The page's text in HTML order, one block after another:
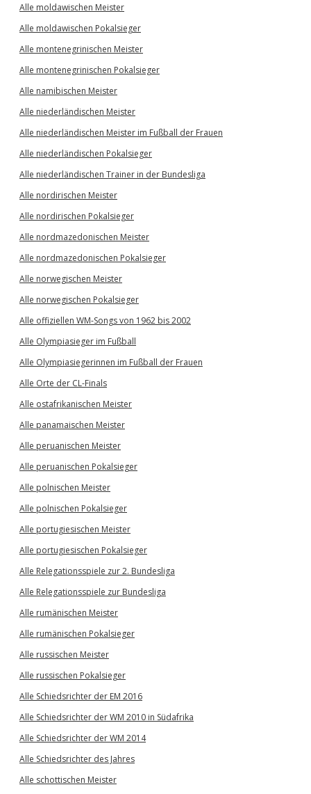
Alle moldawischen Meister
Alle moldawischen Pokalsieger
Alle montenegrinischen Meister
Alle montenegrinischen Pokalsieger
Alle namibischen Meister
Alle niederländischen Meister
Alle niederländischen Meister im Fußball der Frauen
Alle niederländischen Pokalsieger
Alle niederländischen Trainer in der Bundesliga
Alle nordirischen Meister
Alle nordirischen Pokalsieger
Alle nordmazedonischen Meister
Alle nordmazedonischen Pokalsieger
Alle norwegischen Meister
Alle norwegischen Pokalsieger
Alle offiziellen WM-Songs von 1962 bis 2002
Alle Olympiasieger im Fußball
Alle Olympiasiegerinnen im Fußball der Frauen
Alle Orte der CL-Finals
Alle ostafrikanischen Meister
Alle panamaischen Meister
Alle peruanischen Meister
Alle peruanischen Pokalsieger
Alle polnischen Meister
Alle polnischen Pokalsieger
Alle portugiesischen Meister
Alle portugiesischen Pokalsieger
Alle Relegationsspiele zur 2. Bundesliga
Alle Relegationsspiele zur Bundesliga
Alle rumänischen Meister
Alle rumänischen Pokalsieger
Alle russischen Meister
Alle russischen Pokalsieger
Alle Schiedsrichter der EM 2016
Alle Schiedsrichter der WM 2010 in Südafrika
Alle Schiedsrichter der WM 2014
Alle Schiedsrichter des Jahres
Alle schottischen Meister